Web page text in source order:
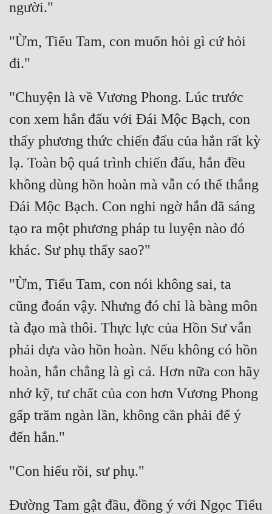
"Ừm, Tiểu Tam, con muốn hỏi gì cứ hỏi
"Chuyện là về Vương Phong. Lúc trước
con xem hắn đấu với Đái Mộc Bạch, con
thấy phương thức chiến đấu của hắn rất kỳ
lạ. Toàn bộ quá trình chiến đấu, hắn đều
không dùng hồn hoàn mà vẫn có thể thắng
Đái Mộc Bạch. Con nghi ngờ hắn đã sáng
tạo ra một phương pháp tu luyện nào đó
"Ừm, Tiểu Tam, con nói không sai, ta
cũng đoán vậy. Nhưng đó chỉ là bàng môn
tà đạo mà thôi. Thực lực của Hồn Sư vẫn
phải dựa vào hồn hoàn. Nếu không có hồn
hoàn, hắn chẳng là gì cả. Hơn nữa con hãy
nhớ kỹ, tư chất của con hơn Vương Phong
gấp trăm ngàn lần, không cần phải để ý
Đường Tam gật đầu, đồng ý với Ngọc Tiểu